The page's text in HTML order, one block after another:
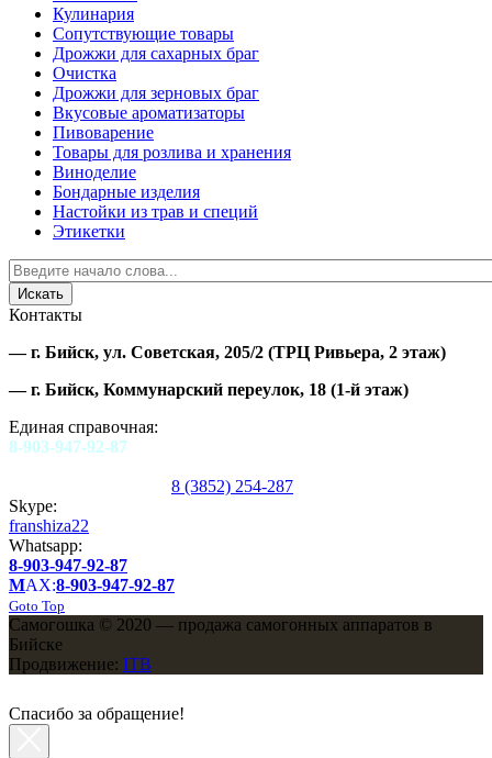
Кулинария
Сопутствующие товары
Дрожжи для сахарных браг
Очистка
Дрожжи для зерновых браг
Вкусовые ароматизаторы
Пивоварение
Товары для розлива и хранения
Виноделие
Бондарные изделия
Настойки из трав и специй
Этикетки
Контакты
—г. Бийск, ул. Советская, 205/2 (ТРЦ Ривьера, 2 этаж)
—г. Бийск, Коммунарский переулок, 18 (1-й этаж)
Единая справочная:
8-903-947-92-87
8 (3852) 254-287
Skype:
franshiza22
Whatsapp:
8-903-947-92-87
MAX:8-903-947-92-87
Goto Top
Самогошка © 2020 — продажа самогонных аппаратов в
Бийске
Продвижение: ITB
Спасибо за обращение!